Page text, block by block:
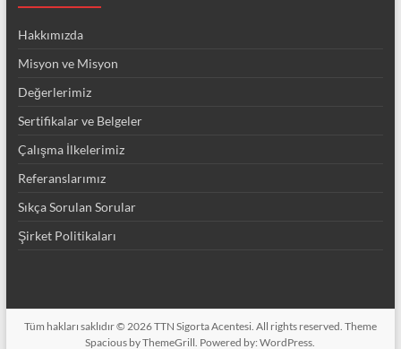
Hakkımızda
Misyon ve Misyon
Değerlerimiz
Sertifikalar ve Belgeler
Çalışma İlkelerimiz
Referanslarımız
Sıkça Sorulan Sorular
Şirket Politikaları
Tüm hakları saklıdır © 2026TTN Sigorta Acentesi. All rights reserved. Theme
Spacious by ThemeGrill. Powered by:WordPress